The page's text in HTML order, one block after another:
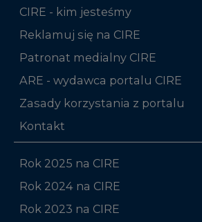
CIRE - kim jesteśmy
Reklamuj się na CIRE
Patronat medialny CIRE
ARE - wydawca portalu CIRE
Zasady korzystania z portalu
Kontakt
Rok 2025 na CIRE
Rok 2024 na CIRE
Rok 2023 na CIRE